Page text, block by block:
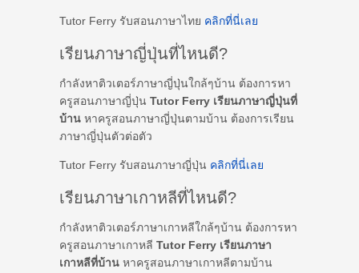
Tutor Ferry รับสอนภาษาไทย คลิกที่นี่เลย
เรียนภาษาญี่ปุ่นที่ไหนดี?
กำลังหาติวเตอร์ภาษาญี่ปุ่นใกล้ๆบ้าน ต้องการหา
ครูสอนภาษาญี่ปุ่น Tutor Ferry เรียนภาษาญี่ปุ่นที่
บ้าน หาครูสอนภาษาญี่ปุ่นตามบ้าน ต้องการเรียน
ภาษาญี่ปุ่นตัวต่อตัว
Tutor Ferry รับสอนภาษาญี่ปุ่น คลิกที่นี่เลย
เรียนภาษาเกาหลีที่ไหนดี?
กำลังหาติวเตอร์ภาษาเกาหลีใกล้ๆบ้าน ต้องการหา
ครูสอนภาษาเกาหลี Tutor Ferry เรียนภาษา
เกาหลีที่บ้าน หาครูสอนภาษาเกาหลีตามบ้าน